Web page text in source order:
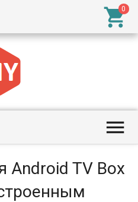


Android TV Box